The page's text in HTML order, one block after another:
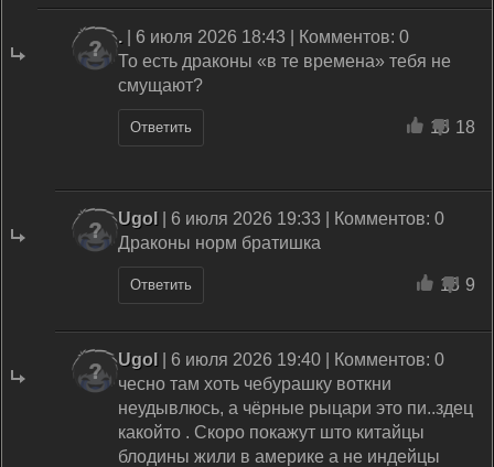
. | 6 июля 2026 18:43 | Комментов: 0
То есть драконы «в те времена» тебя не
смущают?
Ответить 15 18
Ugol | 6 июля 2026 19:33 | Комментов: 0
Драконы норм братишка
Ответить 15 9
Ugol | 6 июля 2026 19:40 | Комментов: 0
чесно там хоть чебурашку воткни
неудывлюсь, а чёрные рыцари это пи..здец
какойто . Скоро покажут што китайцы
блодины жили в америке а не индейцы